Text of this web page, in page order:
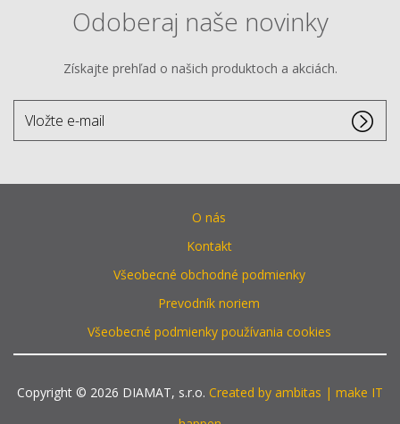
Odoberaj naše novinky
Získajte prehľad o našich produktoch a akciách.
O nás
Kontakt
Všeobecné obchodné podmienky
Prevodník noriem
Všeobecné podmienky používania cookies
Copyright © 2026 DIAMAT, s.r.o. Created by ambitas | make IT